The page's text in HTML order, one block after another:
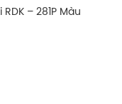
– 281P Màu